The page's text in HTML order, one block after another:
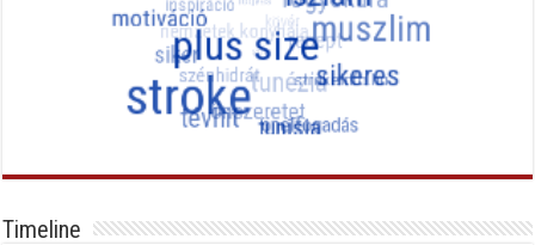
Timeline